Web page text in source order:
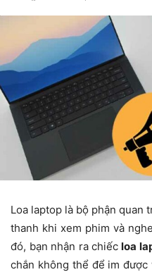
Loa laptop là bộ phận quan
thanh khi xem phim và
đó, bạn nhận ra chiếc loa
chắn không thể để im